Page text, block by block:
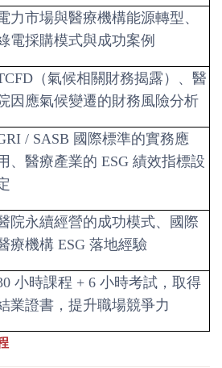
力市場與醫療機構能源轉型、
電採購模式與成功案例
（氣候相關財務揭露）、醫
因應氣候變遷的財務風險分析
/ SASB 國際標準的實務應
、醫療產業的 ESG 績效指標設
院永續經營的成功模式、國際
療機構 ESG 落地經驗
小時課程 + 6 小時考試，取得
業證書，提升職場競爭力